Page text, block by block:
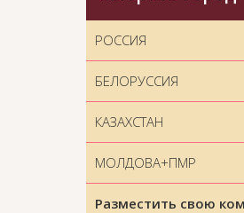
РОССИЯ
БЕЛОРУССИЯ
КАЗАХСТАН
МОЛДОВА+ПМР
Разместить свою